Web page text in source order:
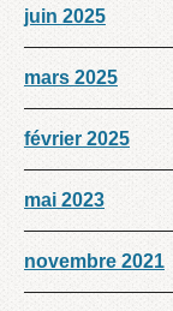
juin 2025
mars 2025
février 2025
mai 2023
novembre 2021